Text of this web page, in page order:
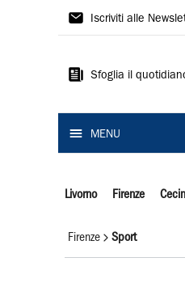
Il
Iscriviti alle
Sfoglia il
MENU
Livorno Firenze
Firenze Sport